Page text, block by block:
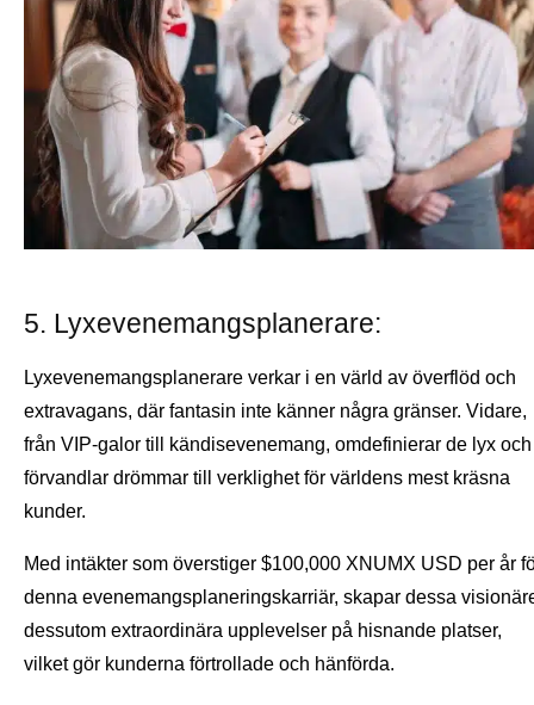
5. Lyxevenemangsplanerare:
Lyxevenemangsplanerare verkar i en värld av överflöd och
extravagans, där fantasin inte känner några gränser. Vidare,
från VIP-galor till kändisevenemang, omdefinierar de lyx och
förvandlar drömmar till verklighet för världens mest kräsna
kunder.
Med intäkter som överstiger $100,000 XNUMX USD per år
denna evenemangsplaneringskarriär, skapar dessa
dessutom extraordinära upplevelser på hisnande platser,
vilket gör kunderna förtrollade och hänförda.